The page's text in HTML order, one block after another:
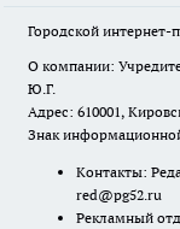
Городской интернет-
О компании:
Ю.Г.
Адрес: 610001,
Знак
Контакты:
red@pg52.ru
Рекламный